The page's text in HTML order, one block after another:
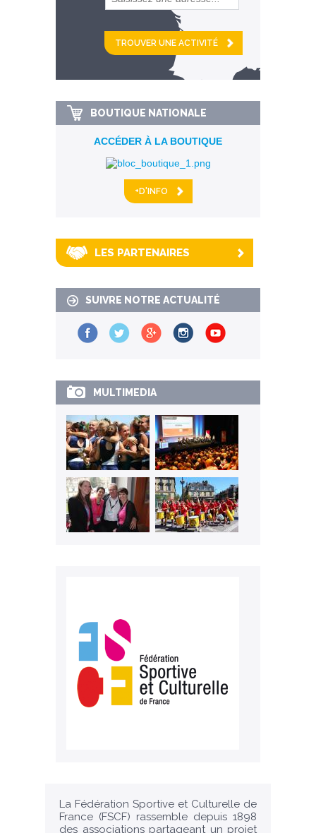
et
km alentour
BOUTIQUE NATIONALE
ACCÉDER À LA BOUTIQUE
+D'INFO
LES PARTENAIRES
SUIVRE NOTRE ACTUALITÉ
MULTIMEDIA
La Fédération Sportive et Culturelle de
France (FSCF) rassemble depuis 1898
des associations partageant un projet